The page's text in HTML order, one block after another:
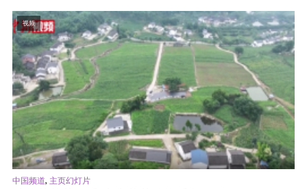
视频
中国频道, 主页幻灯片